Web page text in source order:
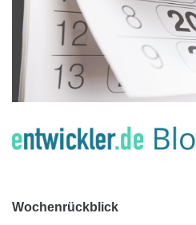
Wochenrückblick